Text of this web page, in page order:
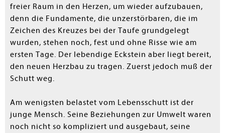
freier Raum in den Herzen, um wieder aufzubauen,
denn die Fundamente, die unzerstörbaren, die im
Zeichen des Kreuzes bei der Taufe grundgelegt
wurden, stehen noch, fest und ohne Risse wie am
ersten Tage. Der lebendige Eckstein aber liegt bereit,
den neuen Herzbau zu tragen. Zuerst jedoch muß der
Schutt weg.
Am wenigsten belastet vom Lebensschutt ist der
junge Mensch. Seine Beziehungen zur Umwelt waren
noch nicht so kompliziert und ausgebaut, seine